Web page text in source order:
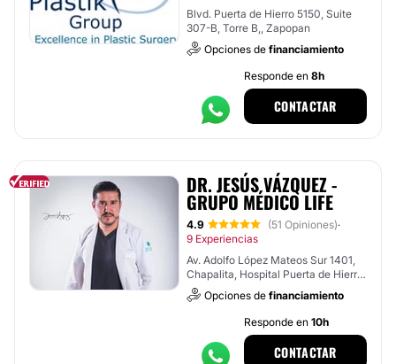
Blvd. Puerta de Hierro 5150, Suite
307-B, Torre B,, Zapopan
Opciones de financiamiento
Responde en 8h
CONTACTAR
DR. JESÚS VÁZQUEZ -
GRUPO MÉDICO LIFE
4.9 (51 Opiniones)·
9 Experiencias
Av. Adolfo López Mateos Sur 1401,
Chapalita, Hospital Puerta de Hierro
, Tlajomulco de Zúñiga
Opciones de financiamiento
Responde en 10h
CONTACTAR